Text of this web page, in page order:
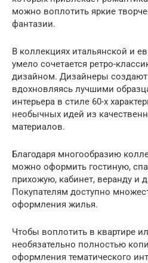
можно воплотить яркие
фантазии.
В коллекциях итальянской и
умело сочетается ретро-
дизайном. Дизайнеры создают
вдохновляясь лучшими
интерьера в стиле 60-х
необычных идей из
материалов.
Благодаря многообразию
можно оформить гостиную,
прихожую, кабинет, веранду и
Покупателям доступно
оформления жилья.
Чтобы воплотить в квартире
необязательно полностью
оформления тематического